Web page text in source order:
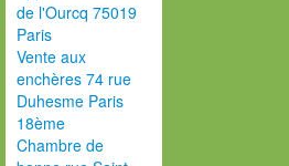
de l'Ourcq 75019
Paris
Vente aux
enchères 74 rue
Duhesme Paris
18ème
Chambre de